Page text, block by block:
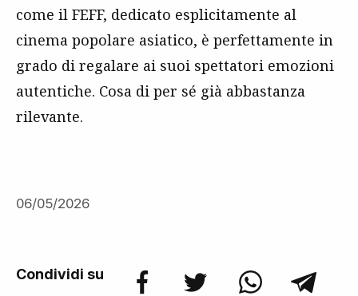
come il FEFF, dedicato esplicitamente al
cinema popolare asiatico, è perfettamente in
grado di regalare ai suoi spettatori emozioni
autentiche. Cosa di per sé già abbastanza
rilevante.
06/05/2026
Condividi su